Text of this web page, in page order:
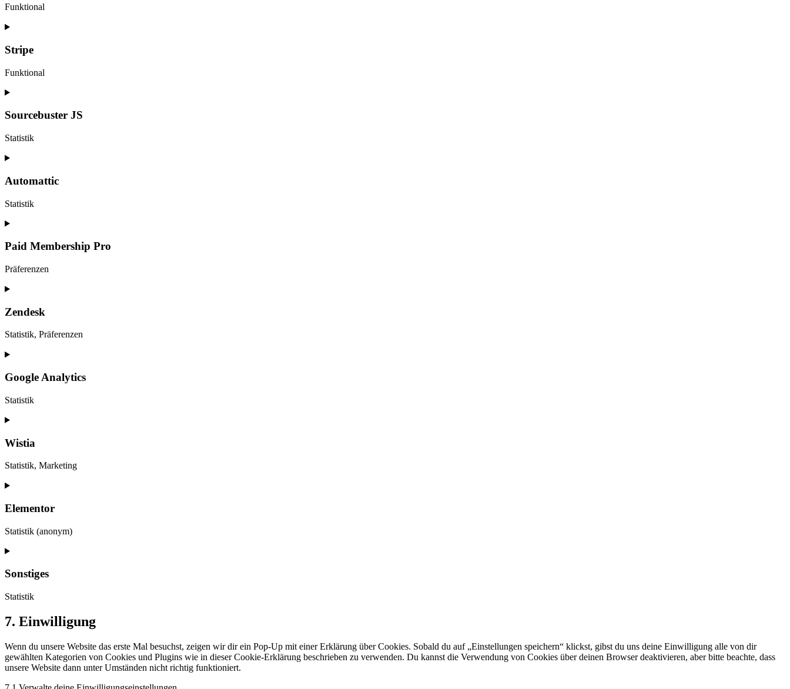
Funktional
Consent
service
complianz
Stripe
Funktional
Consent
service
Sourcebuster JS
Statistik
Consent
service
js
Automattic
Statistik
Consent
service
Paid Membership Pro
Präferenzen
Consent
service
membership-
Zendesk
Statistik, Präferenzen
Consent
service
zendesk
Google Analytics
Statistik
Consent
service
analytics
Wistia
Statistik, Marketing
Consent
service
Elementor
Statistik (anonym)
Consent
service
elementor
Sonstiges
Statistik
Consent
to
sonstiges
7. Einwilligung
Wenn du unsere Website das erste Mal besuchst, zeigen wir dir ein Pop-Up mit einer Erklärung über Cookies. Sobald du auf „Einstellungen speichern“ klickst, gibst du uns deine Einwilligung alle von dir
gewählten Kategorien von Cookies und Plugins wie in dieser Cookie-Erklärung beschrieben zu verwenden. Du kannst die Verwendung von Cookies über deinen Browser deaktivieren, aber bitte beachte, dass
unsere Website dann unter Umständen nicht richtig funktioniert.